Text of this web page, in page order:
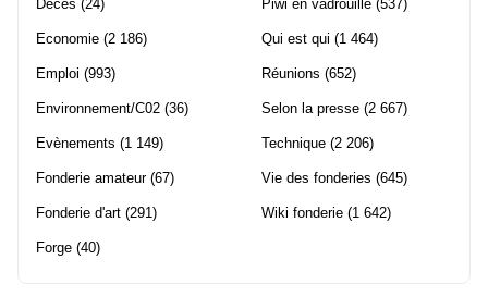
Décès (24)
Economie (2 186)
Emploi (993)
Environnement/C02 (36)
Evènements (1 149)
Fonderie amateur(67)
Fonderie d'art (291)
Forge (40)
Piwi en vadrouille (537)
Qui est qui (1 464)
Réunions (652)
Selon la presse (2 667)
Technique (2 206)
Vie des fonderies (645)
Wiki fonderie (1 642)